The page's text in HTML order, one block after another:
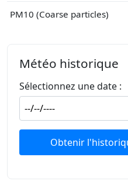
PM10 (Coarse particles)
Météo historique
Sélectionnez une date :
Obtenir